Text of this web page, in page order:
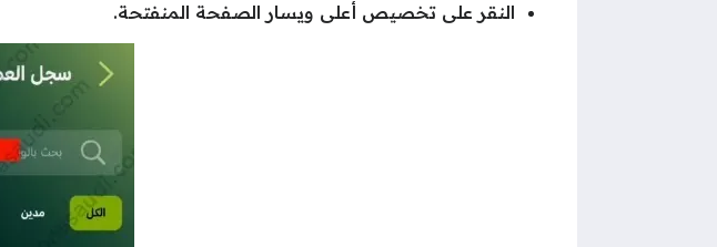
النقر على تخصيص أعلى ويسار الصفحة المنفتحة.